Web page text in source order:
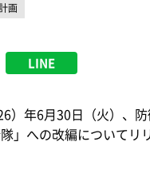
画
LINE
）年6月30日（火）、
」への改編についてリ